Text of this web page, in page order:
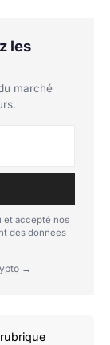
les
marché
et accepté nos
des données
→